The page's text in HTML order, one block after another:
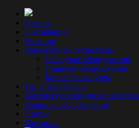
Главная
О компании
Решения
Конвейерные технологии
Складское оборудование
Пищевое оборудование
Конвейерные узлы
Типы конвейеров
Комплектующие для конвейеров
Сервис и обслуживание
Статьи
Контакты